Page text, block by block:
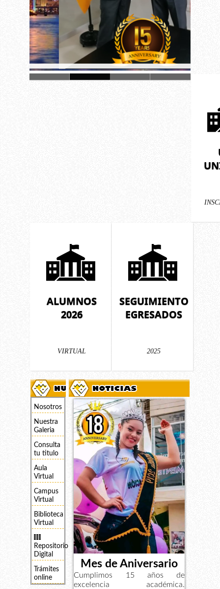
ALUMNOS
2026
VIRTUAL
SEGUIMIENTO
EGRESADOS
2025
Nosotros
Nuestra
Galeria
Consulta
tu titulo
Aula
Virtual
Campus
Virtual
Biblioteca
Virtual
Repositorio
Digital
Trámites
online
Mes de Aniversario
Cumplimos 15 años de
excelencia académica.